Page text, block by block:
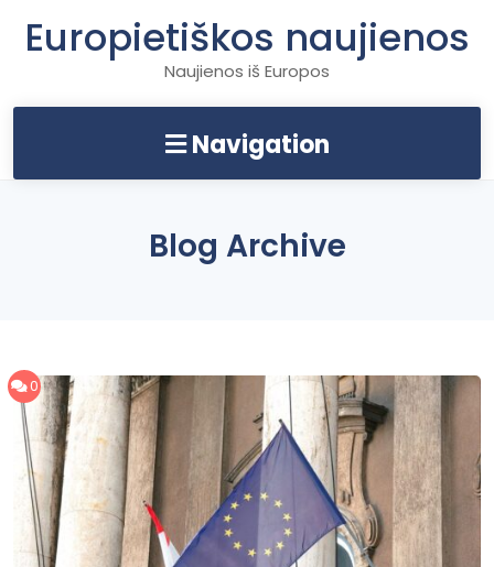
Europietiškos naujienos
Naujienos iš Europos
Navigation
Blog Archive
0